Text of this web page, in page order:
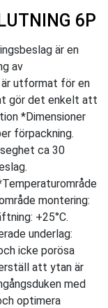
6P
är en
av
är utformat för en
gör det enkelt att
*Dimensioner
förpackning.
ca 30
montering:
+25°C.
underlag:
icke porösa
att ytan är
med
optimera